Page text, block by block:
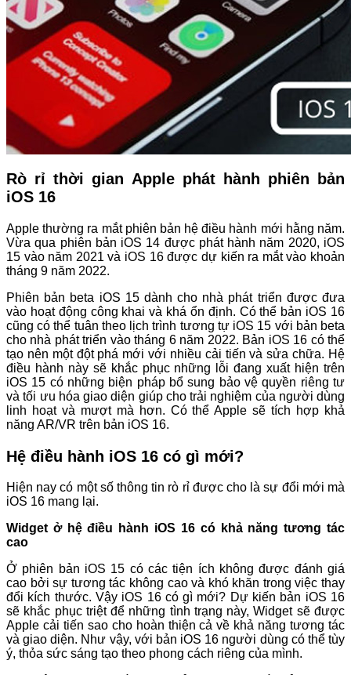
Rò rỉ thời gian Apple phát hành phiên bản
iOS 16
Apple thường ra mắt phiên bản hệ điều hành mới hằng năm.
Vừa qua phiên bản iOS 14 được phát hành năm 2020, iOS
15 vào năm 2021 và iOS 16 được dự kiến ra mắt vào khoản
tháng 9 năm 2022.
Phiên bản beta iOS 15 dành cho nhà phát triển được đưa
vào hoạt động công khai và khá ổn định. Có thể bản iOS 16
cũng có thể tuân theo lịch trình tương tự iOS 15 với bản beta
cho nhà phát triển vào tháng 6 năm 2022. Bản iOS 16 có thể
tạo nên một đột phá mới với nhiều cải tiến và sửa chữa. Hệ
điều hành này sẽ khắc phục những lỗi đang xuất hiện trên
iOS 15 có những biện pháp bổ sung bảo vệ quyền riêng tư
và tối ưu hóa giao diện giúp cho trải nghiệm của người dùng
linh hoạt và mượt mà hơn. Có thể Apple sẽ tích hợp khả
năng AR/VR trên bản iOS 16.
Hệ điều hành iOS 16 có gì mới?
Hiện nay có một số thông tin rò rỉ được cho là sự đổi mới mà
iOS 16 mang lại.
Widget ở hệ điều hành iOS 16 có khả năng tương tác
cao
Ở phiên bản iOS 15 có các tiện ích không được đánh giá
cao bởi sự tương tác không cao và khó khăn trong việc thay
đổi kích thước. Vậy iOS 16 có gì mới? Dự kiến bản iOS 16
sẽ khắc phục triệt để những tình trạng này, Widget sẽ được
Apple cải tiến sao cho hoàn thiện cả về khả năng tương tác
và giao diện. Như vậy, với bản iOS 16 người dùng có thể tùy
ý, thỏa sức sáng tạo theo phong cách riêng của mình.